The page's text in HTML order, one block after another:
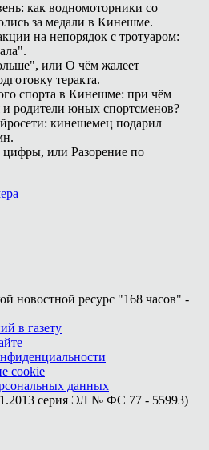
как водномоторники со
за медали в Кинешме.
на непорядок с тротуаром:
или О чём жалеет
теракта.
спорта в Кинешме: при чём
и родители юных спортсменов?
кинешемец подарил
или Разорение по
новостной ресурс "168 часов" -
в газету
cookie
данных
серия ЭЛ № ФС 77 - 55993)